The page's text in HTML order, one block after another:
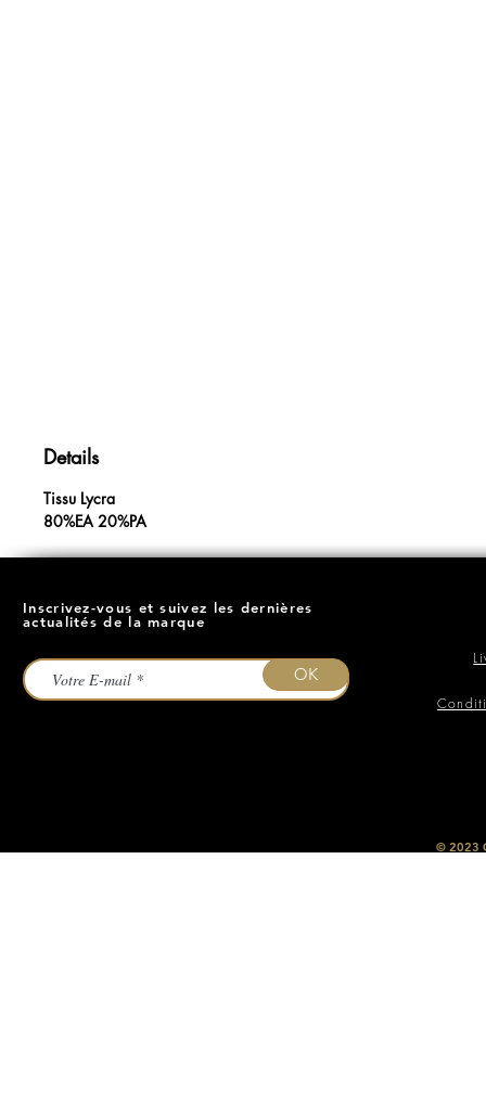
Details
Tissu Lycra
80%EA 20%PA
Inscrivez-vous et suivez les dernières
actualités de la marque
OK
​© 2023